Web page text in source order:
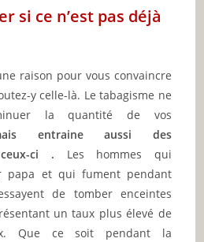
si ce n’est pas déjà
raison pour vous convaincre
y celle-là. Le tabagisme ne
la quantité de vos
entraine aussi des
ci . Les hommes qui
papa et qui fument pendant
de tomber enceintes
un taux plus élevé de
Que ce soit pendant la